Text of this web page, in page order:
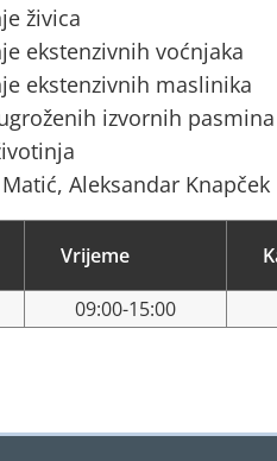
živica
ekstenzivnih voćnjaka
ekstenzivnih maslinika
izvornih
Aleksandar Knapček
Vrijeme
09:00-15:00